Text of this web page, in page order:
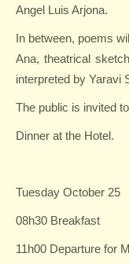
Angel Luis Arjona.
In between, poems
Ana, theatrical
interpreted by Yaravi
The public is invited
Dinner at the Hotel.
Tuesday October 25
08h30 Breakfast
11h00 Departure for